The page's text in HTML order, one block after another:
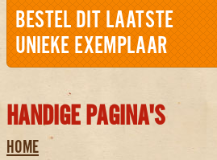
BESTEL DIT LAATSTE
UNIEKE EXEMPLAAR
HANDIGE PAGINA'S
HOME